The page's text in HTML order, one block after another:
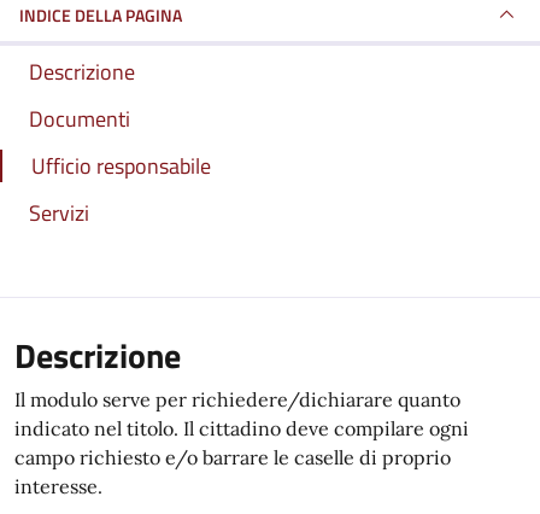
INDICE DELLA PAGINA
Descrizione
Documenti
Ufficio responsabile
Servizi
Descrizione
Il modulo serve per richiedere/dichiarare quanto
indicato nel titolo. Il cittadino deve compilare ogni
campo richiesto e/o barrare le caselle di proprio
interesse.